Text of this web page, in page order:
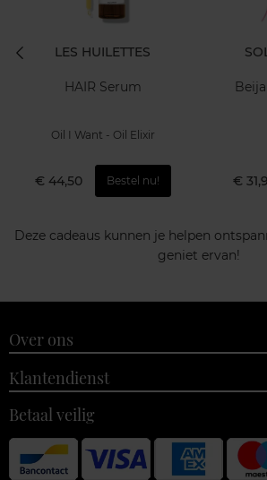
LES HUILETTES
HAIR Serum
Oil I Want - Oil Elixir
€ 44,50 Bestel nu! €
Deze cadeaus kunnen je helpen
geniet ervan!
Over ons
Klantendienst
Betaal veilig